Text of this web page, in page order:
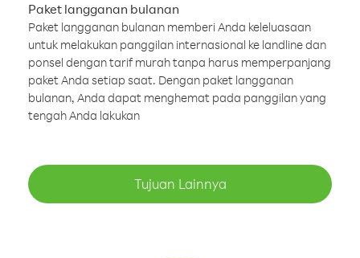
Paket langganan bulanan
Paket langganan bulanan memberi Anda keleluasaan
untuk melakukan panggilan internasional ke landline dan
ponsel dengan tarif murah tanpa harus memperpanjang
paket Anda setiap saat. Dengan paket langganan
bulanan, Anda dapat menghemat pada panggilan yang
tengah Anda lakukan
Tujuan Lainnya